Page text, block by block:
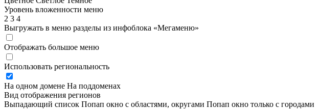
Уровень вложенности меню
2 3 4
Выгружать в меню разделы из инфоблока «Мегаменю»
Отображать большое меню
Использовать региональность
На одном домене На поддоменах
Вид отображения регионов
Выпадающий список Попап окно c областями, округами Попап окно только с городами